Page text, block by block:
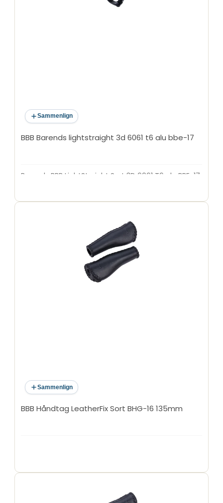
Sammenlign
BBB Barends lightstraight 3d 6061 t6 alu bbe-17
Barends BBB LightStraight Sort 3D 6061 T6 alu BBE-17
Sammenlign
BBB Håndtag LeatherFix Sort BHG-16 135mm